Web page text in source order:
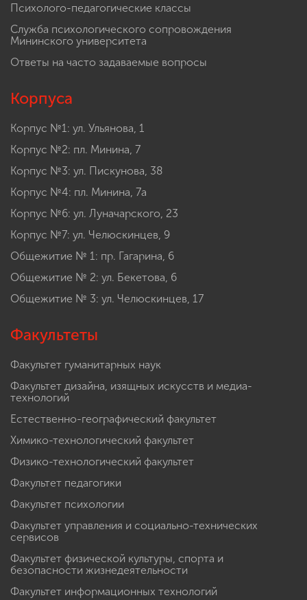
Психолого-педагогические классы
Служба психологического сопровождения
Мининского университета
Ответы на часто задаваемые вопросы
Корпуса
Корпус №1: ул. Ульянова, 1
Корпус №2: пл. Минина, 7
Корпус №3: ул. Пискунова, 38
Корпус №4: пл. Минина, 7а
Корпус №6: ул. Луначарского, 23
Корпус №7: ул. Челюскинцев, 9
Общежитие № 1: пр. Гагарина, 6
Общежитие № 2: ул. Бекетова, 6
Общежитие № 3: ул. Челюскинцев, 17
Факультеты
Факультет гуманитарных наук
Факультет дизайна, изящных искусств и медиа-
технологий
Естественно-географический факультет
Химико-технологический факультет
Физико-технологический факультет
Факультет педагогики
Факультет психологии
Факультет управления и социально-технических
сервисов
Факультет физической культуры, спорта и
безопасности жизнедеятельности
Факультет информационных технологий